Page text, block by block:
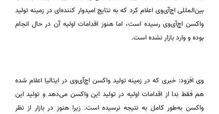
بین‌المللی اچ‌آی‌وی اعلام کرد که به نتایج امیدوار کننده‌ای در زمینه تولید
واکسن اچ‌آی‌وی رسیده است، اما هنوز اقدامات اولیه آن در حال انجام
بوده و وارد بازار نشده است.
وی افزود: خبری که در زمینه تولید واکسن اچ‌آی‌وی در ایتالیا اعلام شده
هم فقط نِدا از اقدامات اولیه در تولید این واکسن می‌دهد و تولید این
واکسن به‌طور کامل به نتیجه نرسیده است. زیرا هنوز در بازار از نظر